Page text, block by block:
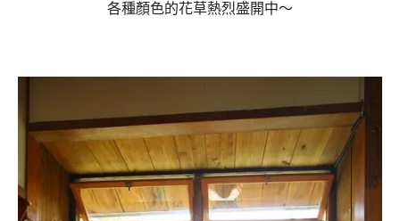
各種顏色的花草熱烈盛開中～